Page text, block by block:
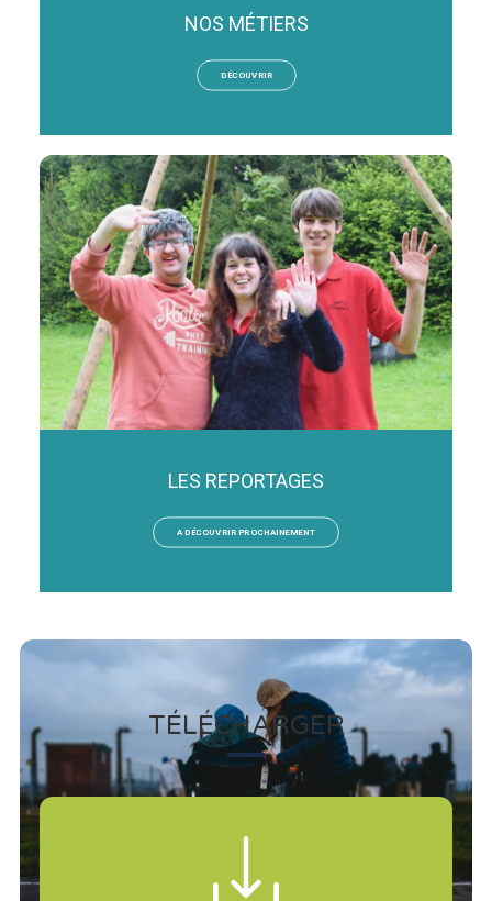
NOS MÉTIERS
DÉCOUVRIR
LES REPORTAGES
A DÉCOUVRIR PROCHAINEMENT
TÉLÉCHARGER